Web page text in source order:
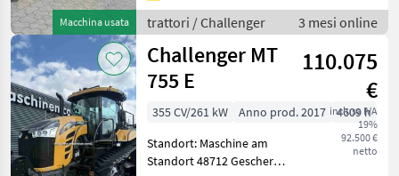
Macchina usata
6059 Motorleistung KW / PS
440
trattori / Challenger 3 mesi online
Challenger MT
755 E
110.075
€
inclusa IVA
19%
92.500 €
netto
355 CV/261 kW Anno prod. 2017
4609 h
Standort: Maschine am
Standort 48712 Gescher